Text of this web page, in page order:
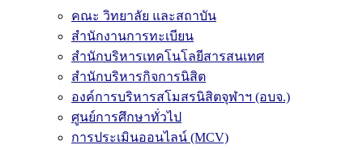
คณะ วิทยาลัย และสถาบัน
สำนักงานการทะเบียน
สำนักบริหารเทคโนโลยีสารสนเทศ
สำนักบริหารกิจการนิสิต
องค์การบริหารสโมสรนิสิตจุฬาฯ (อบจ.)
ศูนย์การศึกษาทั่วไป
การประเมินออนไลน์ (MCV)